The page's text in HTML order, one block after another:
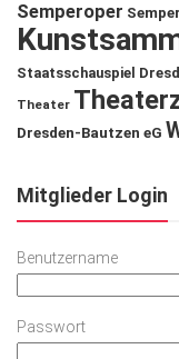
Semperoper
Staatsschauspiel
Theater
Dresden-Bautzen eG
Mitglieder Login
Benutzername
Passwort